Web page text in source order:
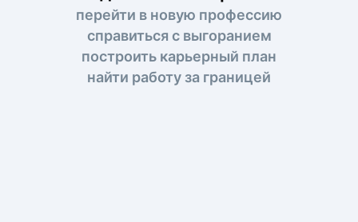
перейти в новую профессию
справиться с выгоранием
построить карьерный план
найти работу за границей